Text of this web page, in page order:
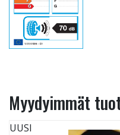
Myydyimmät
UUSI